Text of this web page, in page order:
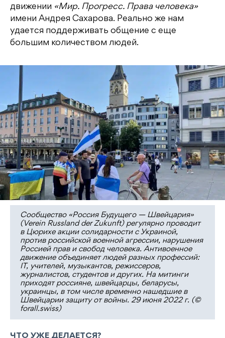
движении «Мир. Прогресс. Права человека»
имени Андрея Сахарова. Реально же нам
удается поддерживать общение с еще
большим количеством людей.
Сообщество «Россия Будущего — Швейцария»
(Verein Russland der Zukunft) регулярно проводит
в Цюрихе акции солидарности с Украиной,
против российской военной агрессии, нарушения
Россией прав и свобод человека. Антивоенное
движение объединяет людей разных профессий:
IT, учителей, музыкантов, режиссеров,
журналистов, студентов и других. На митинги
приходят россияне, швейцарцы, беларусы,
украинцы, в том числе временно нашедшие в
Швейцарии защиту от войны. 29 июня 2022 г. (©
forall.swiss)
ЧТО УЖЕ ДЕЛАЕТСЯ?